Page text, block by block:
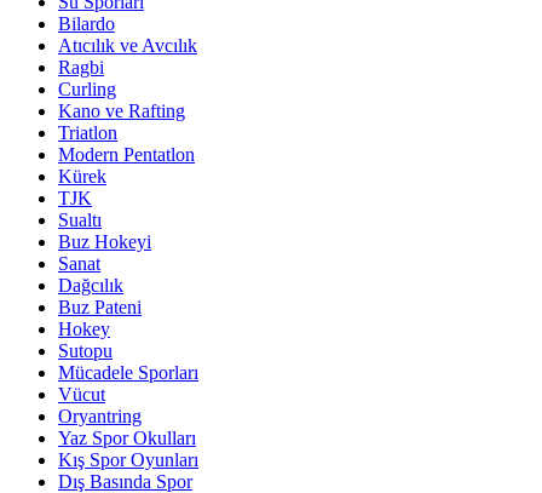
Bilardo
Atıcılık ve Avcılık
Ragbi
Curling
Kano ve Rafting
Triatlon
Modern Pentatlon
Kürek
TJK
Sualtı
Buz Hokeyi
Sanat
Dağcılık
Buz Pateni
Hokey
Sutopu
Mücadele Sporları
Vücut
Oryantring
Yaz Spor Okulları
Kış Spor Oyunları
Dış Basında Spor